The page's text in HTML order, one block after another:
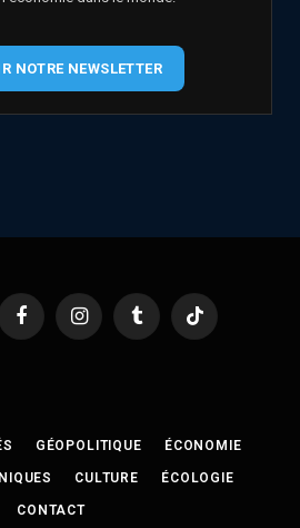
NOTRE NEWSLETTER
FacebookInstagramTumblr TikTok
GÉOPOLITIQUE ÉCONOMIE
CULTURE ÉCOLOGIE
CONTACT